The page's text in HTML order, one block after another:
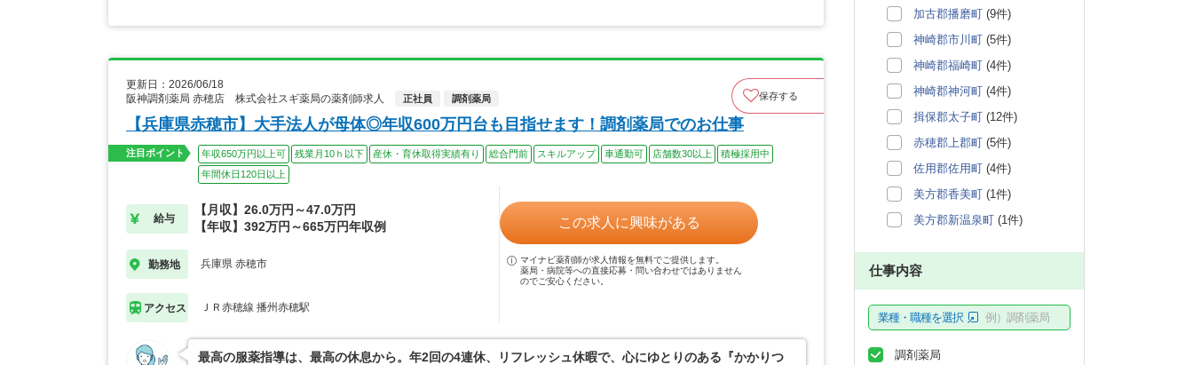
更新日：2026/06/18
阪神調剤薬局 赤穂店 株式会社スギ薬局の薬剤師求人
正社員 調剤薬局 保存する
【兵庫県赤穂市】大手法人が母体◎年収600万円台も目指せます！調剤薬局でのお仕事
注目ポイント 年収650万円以上可 残業月10ｈ以下 産休・育休取得実績有り 総合門前 スキルアップ 車通勤可 店舗数30以上
積極採用中
年間休日120日以上
給与
【月収】26.0万円～47.0万円
【年収】392万円～665万円年収例
勤務地 兵庫県 赤穂市
アクセス ＪＲ赤穂線 播州赤穂駅
この求人に興味がある
マイナビ薬剤師が求人情報を無料でご提供します。
薬局・病院等への直接応募・問い合わせではありません
のでご安心ください。
最高の服薬指導は、最高の休息から。年2回の4連休、リフレッシュ休暇で、心にゆとりのある『かかりつ
加古郡播磨町 (9件)
神崎郡市川町 (5件)
神崎郡福崎町 (4件)
神崎郡神河町 (4件)
揖保郡太子町 (12件)
赤穂郡上郡町 (5件)
佐用郡佐用町 (4件)
美方郡香美町 (1件)
美方郡新温泉町 (1件)
仕事内容
業種・職種を選択 例）調剤薬局
調剤薬局